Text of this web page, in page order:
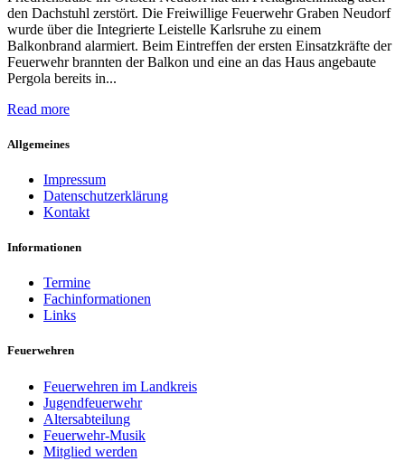
den Dachstuhl zerstört. Die Freiwillige Feuerwehr Graben Neudorf
wurde über die Integrierte Leistelle Karlsruhe zu einem
Balkonbrand alarmiert. Beim Eintreffen der ersten Einsatzkräfte der
Feuerwehr brannten der Balkon und eine an das Haus angebaute
Pergola bereits in...
Read more
Allgemeines
Impressum
Datenschutzerklärung
Kontakt
Informationen
Termine
Fachinformationen
Links
Feuerwehren
Feuerwehren im Landkreis
Jugendfeuerwehr
Altersabteilung
Feuerwehr-Musik
Mitglied werden